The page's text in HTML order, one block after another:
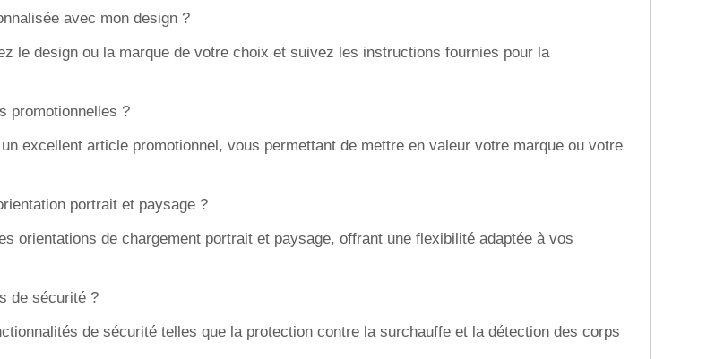
avec mon design ?
le design ou la marque de votre choix et suivez les instructions fournies pour la
promotionnelles ?
excellent article promotionnel, vous permettant de mettre en valeur votre marque ou votre
portrait et paysage ?
orientations de chargement portrait et paysage, offrant une flexibilité adaptée à vos
de sécurité ?
de sécurité telles que la protection contre la surchauffe et la détection des corps